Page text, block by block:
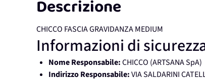
Descrizione
CHICCO FASCIA GRAVIDANZA MEDIUM
Informazioni di
Nome Responsabile:CHICCO (ARTSANA SpA)
Indirizzo Responsabile:VIA SALDARINI